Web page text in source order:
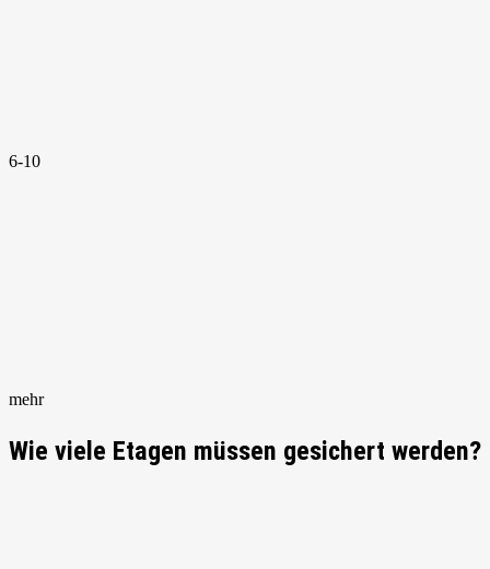
6-10
mehr
Wie viele Etagen müssen gesichert werden?